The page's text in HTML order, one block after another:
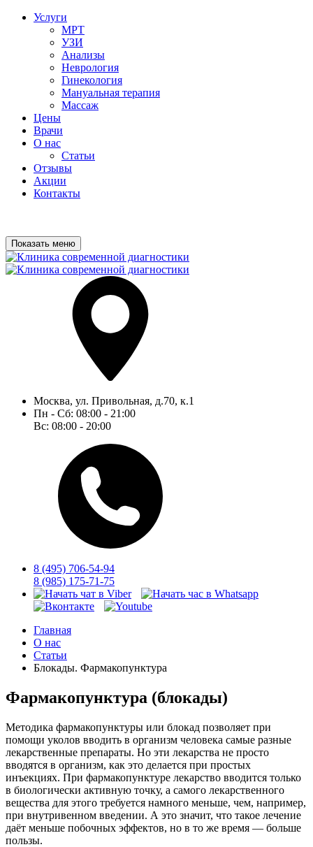
Услуги
МРТ
УЗИ
Анализы
Неврология
Гинекология
Мануальная терапия
Массаж
Цены
Врачи
О нас
Статьи
Отзывы
Акции
Контакты
Показать меню
Москва, ул. Привольная, д.70, к.1
Пн - Сб: 08:00 - 21:00
Вс: 08:00 - 20:00
8 (495) 706-54-94
8 (985) 175-71-75
Главная
О нас
Статьи
Блокады. Фармакопунктура
Фармакопунктура (блокады)
Методика фармакопунктуры или блокад позволяет при
помощи уколов вводить в организм человека самые разные
лекарственные препараты. Но эти лекарства не просто
вводятся в организм, как это делается при простых
инъекциях. При фармакопунктуре лекарство вводится только
в биологически активную точку, а самого лекарственного
вещества для этого требуется намного меньше, чем, например,
при внутривенном введении. А это значит, что такое лечение
даёт меньше побочных эффектов, но в то же время — больше
пользы.